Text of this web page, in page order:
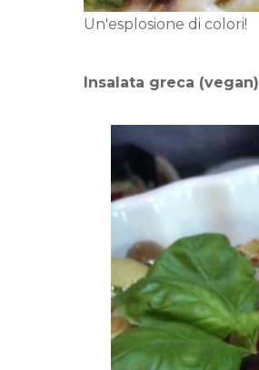
Un'esplosione di colori!
Insalata greca (vegan)